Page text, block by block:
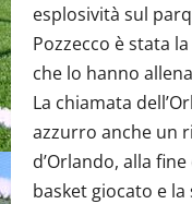
esplosività sul
Pozzecco è stata
che lo hanno
La chiamata
azzurro anche un
d’Orlando, alla fine
basket giocato e